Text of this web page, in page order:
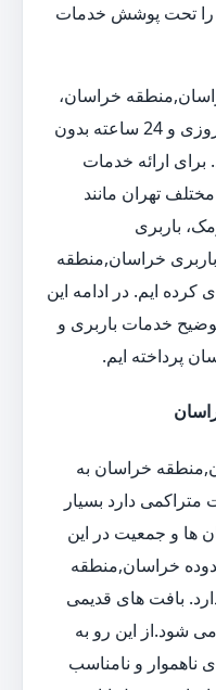
را تحت پوشش خدمات
خراسان،
توسط رضایت بار به صورت شبانه روزی و 24 ساعته بدون
ارائه خدمات
تهران مانند
باربری
خراسان,منطقه
کرده ایم. در ادامه این
خدمات باربری و
پرداخته ایم.
خراسان به
متراکمی دارد بسیار
ها و جمعیت در این
خراسان,منطقه
بافت های قدیمی
شود.از این رو به
ناهموار و نامناسب